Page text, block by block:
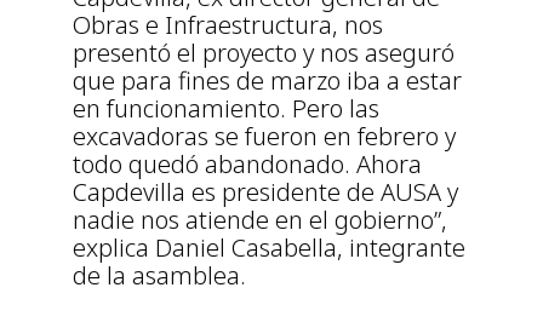
Obras e Infraestructura, nos
presentó el proyecto y nos aseguró
que para fines de marzo iba a estar
en funcionamiento. Pero las
excavadoras se fueron en febrero y
todo quedó abandonado. Ahora
Capdevilla es presidente de AUSA y
nadie nos atiende en el gobierno”,
explica Daniel Casabella, integrante
de la asamblea.